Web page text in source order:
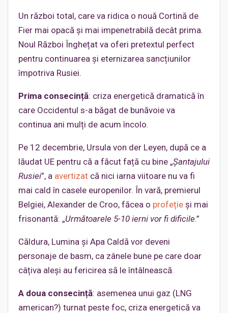
Un război total, care va ridica o nouă Cortină de
Fier mai opacă și mai impenetrabilă decât prima.
Noul Război Înghețat va oferi pretextul perfect
pentru continuarea și eternizarea sancțiunilor
împotriva Rusiei.
Prima consecință: criza energetică dramatică în
care Occidentul s-a băgat de bunăvoie va
continua ani mulți de acum încolo.
Pe 12 decembrie, Ursula von der Leyen, după ce a
lăudat UE pentru că a făcut față cu bine „Șantajului
Rusiei”, a avertizat că nici iarna viitoare nu va fi
mai cald în casele europenilor. În vară, premierul
Belgiei, Alexander de Croo, făcea o profeție și mai
frisonantă: „Următoarele 5-10 ierni vor fi dificile.”
Căldura, Lumina și Apa Caldă vor deveni
personaje de basm, ca zânele bune pe care doar
câțiva aleși au fericirea să le întâlnească.
A doua consecință: asemenea unui gaz (LNG
american?) turnat peste foc, criza energetică va